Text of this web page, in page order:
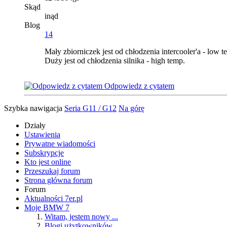
Skąd
inąd
Blog
14
Mały zbiorniczek jest od chłodzenia intercooler'a - low
Duży jest od chłodzenia silnika - high temp.
Odpowiedz z cytatem
Szybka nawigacja Seria G11 / G12 Na górę
Działy
Ustawienia
Prywatne wiadomości
Subskrypcje
Kto jest online
Przeszukaj forum
Strona główna forum
Forum
Aktualności 7er.pl
Moje BMW 7
Witam, jestem nowy ...